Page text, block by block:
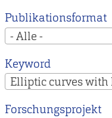
Publikationsformat
- Alle -
Keyword
Elliptic curves
Forschungsprojekt